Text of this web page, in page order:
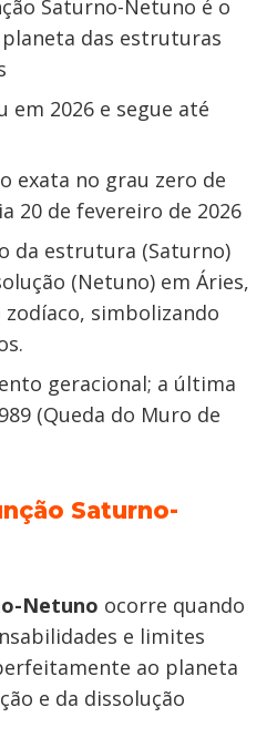
Saturno-Netuno é o
das estruturas
em 2026 e segue até
exata no grau zero de
20 de fevereiro de 2026
da estrutura (Saturno)
(Netuno) em Áries,
simbolizando
geracional; a última
(Queda do Muro de
Saturno-
Netuno ocorre quando
e limites
ao planeta
e da dissolução